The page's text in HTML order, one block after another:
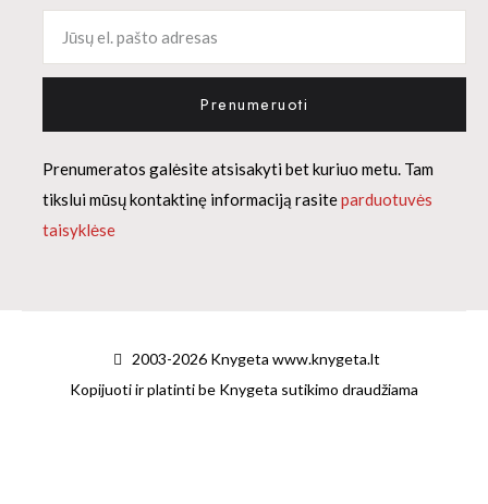
Prenumeruoti
Prenumeratos galėsite atsisakyti bet kuriuo metu. Tam
tikslui mūsų kontaktinę informaciją rasiteparduotuvės
taisyklėse
2003-2026 Knygeta www.knygeta.lt
Kopijuoti ir platinti be Knygeta sutikimo draudžiama